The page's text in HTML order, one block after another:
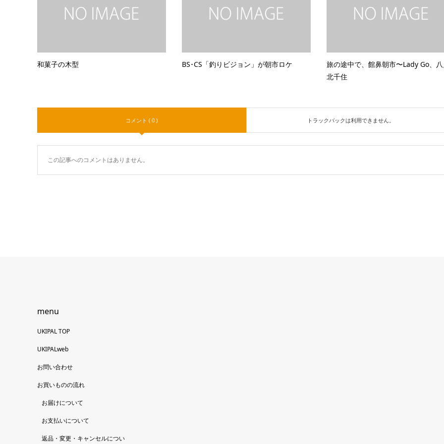
和菓子の木型 BS･CS「釣りビジョン」が朝市ロケ
旅の途中で、館鼻朝市〜Lady Go、
北千住
コメント ( 0 ) トラックバックは利用できません。
この記事へのコメントはありません。
menu
UKIPAL TOP
UKIPALweb
お問い合わせ
お買いものの流れ
お届けについて
お支払いについて
返品・変更・キャンセルについ